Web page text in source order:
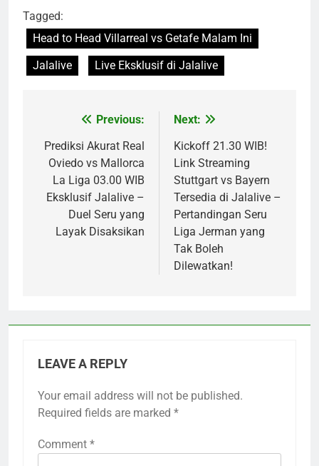
Tagged:
Head to Head Villarreal vs Getafe Malam Ini
Jalalive
Live Eksklusif di Jalalive
navigation
Previous:
Prediksi Akurat Real
Oviedo vs Mallorca
La Liga 03.00 WIB
Eksklusif Jalalive –
Duel Seru yang
Layak Disaksikan
Next:
Kickoff 21.30 WIB!
Link Streaming
Stuttgart vs Bayern
Tersedia di Jalalive –
Pertandingan Seru
Liga Jerman yang
Tak Boleh
Dilewatkan!
LEAVE A REPLY
Your email address will not be published.
Required fields are marked *
Comment *